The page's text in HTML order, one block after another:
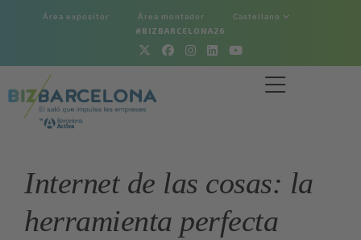
Área expositor Área montador Castellano
#BIZBARCELONA26
Internet de las cosas: la
herramienta perfecta